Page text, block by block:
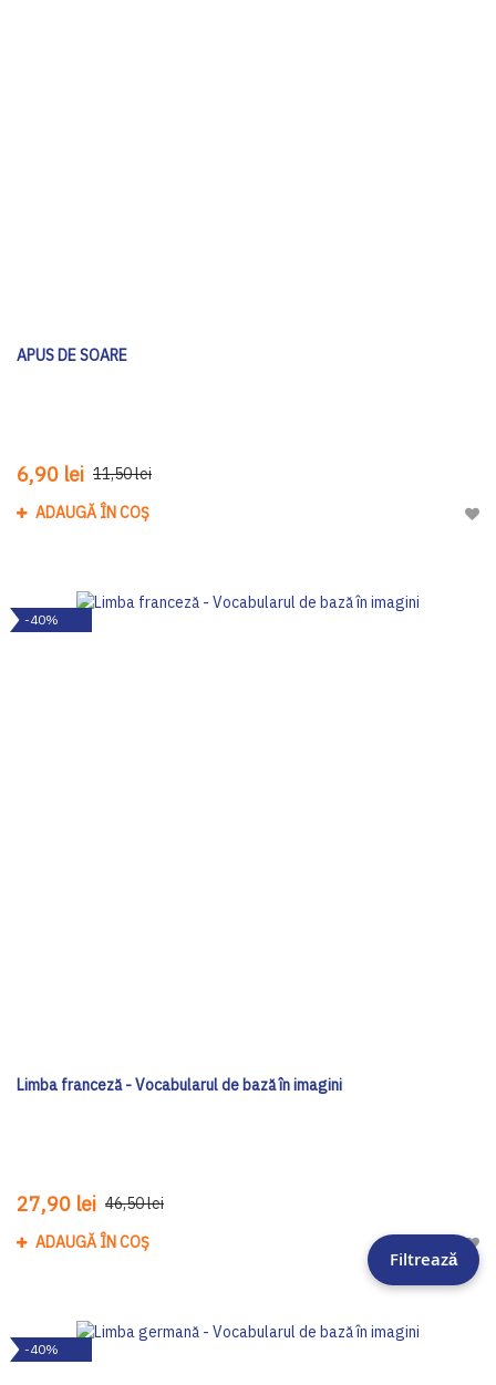
APUS DE SOARE
6,90 lei 11,50 lei
ADAUGĂ ÎN COȘ
-40%
Limba franceză - Vocabularul de bază în imagini
27,90 lei 46,50 lei
ADAUGĂ ÎN COȘ
-40%
Filtrează